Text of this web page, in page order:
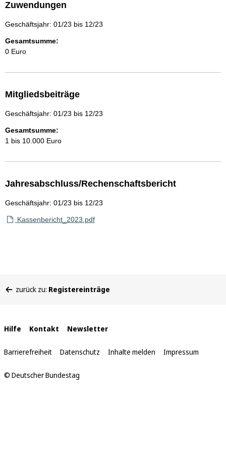
Zuwendungen
Geschäftsjahr: 01/23 bis 12/23
Gesamtsumme:
0 Euro
Mitgliedsbeiträge
Geschäftsjahr: 01/23 bis 12/23
Gesamtsumme:
1 bis 10.000 Euro
Jahresabschluss/Rechenschaftsbericht
Geschäftsjahr: 01/23 bis 12/23
Kassenbericht_2023.pdf
befinden
zurück zu: Registereinträge
Interne
Links
Hilfe Kontakt Newsletter
Barrierefreiheit Datenschutz Inhalte melden Impressum
© Deutscher Bundestag